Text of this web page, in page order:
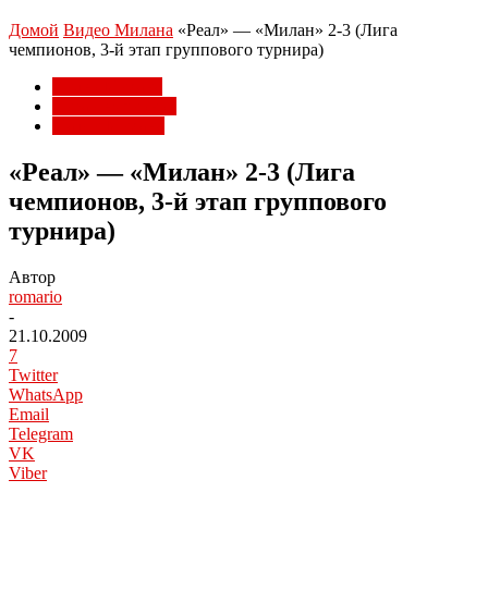
Домой Видео Милана «Реал» — «Милан» 2-3 (Лига
чемпионов, 3-й этап группового турнира)
«Реал» — «Милан» 2-3 (Лига
чемпионов, 3-й этап группового
турнира)
Автор
romario
-
21.10.2009
7
Twitter
WhatsApp
Email
Telegram
VK
Viber